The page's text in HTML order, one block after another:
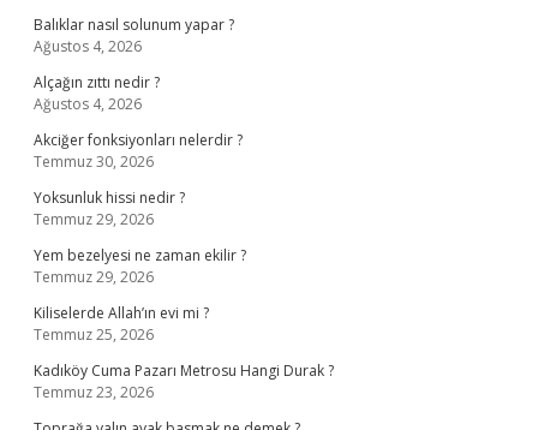
Balıklar nasıl solunum yapar ?
Ağustos 4, 2026
Alçağın zıttı nedir ?
Ağustos 4, 2026
Akciğer fonksiyonları nelerdir ?
Temmuz 30, 2026
Yoksunluk hissi nedir ?
Temmuz 29, 2026
Yem bezelyesi ne zaman ekilir ?
Temmuz 29, 2026
Kiliselerde Allah’ın evi mi ?
Temmuz 25, 2026
Kadıköy Cuma Pazarı Metrosu Hangi Durak ?
Temmuz 23, 2026